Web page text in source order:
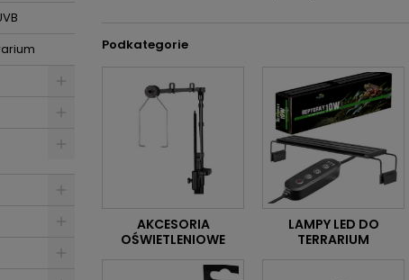
Podkategorie
AKCESORIA
OŚWIETLENIOWE
LAMPY LED DO
TERRARIUM